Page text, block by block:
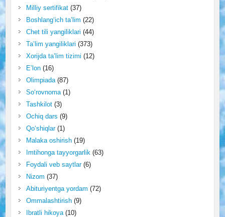
Milliy sertifikat(37)
Boshlang‘ich ta’lim (22)
Chet tili yangiliklari (44)
Ta’lim yangiliklari (373)
Xorijda ta’lim tizimi (12)
E’lon(16)
Olimpiada(87)
So‘rovnoma(1)
Tashkilot(3)
Ochiq dars (9)
Qo‘shiqlar(1)
Malaka oshirish(19)
Imtihonga tayyorgarlik (63)
Foydali veb saytlar(6)
Nizom (37)
Abituriyentga yordam (72)
Ommalashtirish(9)
Ibratli hikoya(10)